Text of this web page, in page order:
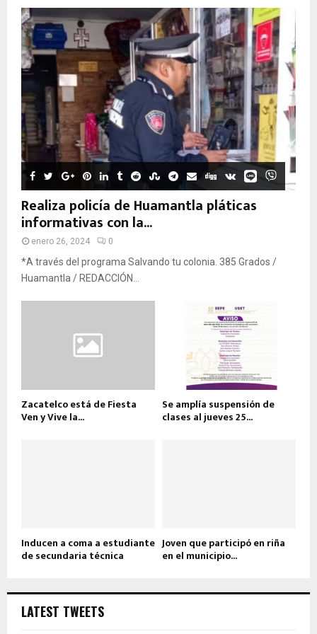
Realiza policía de Huamantla pláticas
informativas con la...
enero 26, 2024 0
*A través del programa Salvando tu colonia. 385 Grados /
Huamantla / REDACCIÓN...
Zacatelco está de Fiesta
Ven y Vive la...
Se amplía suspensión de
clases al jueves 25...
Inducen a coma a estudiante
de secundaria técnica
Joven que participó en riña
en el municipio...
LATEST TWEETS